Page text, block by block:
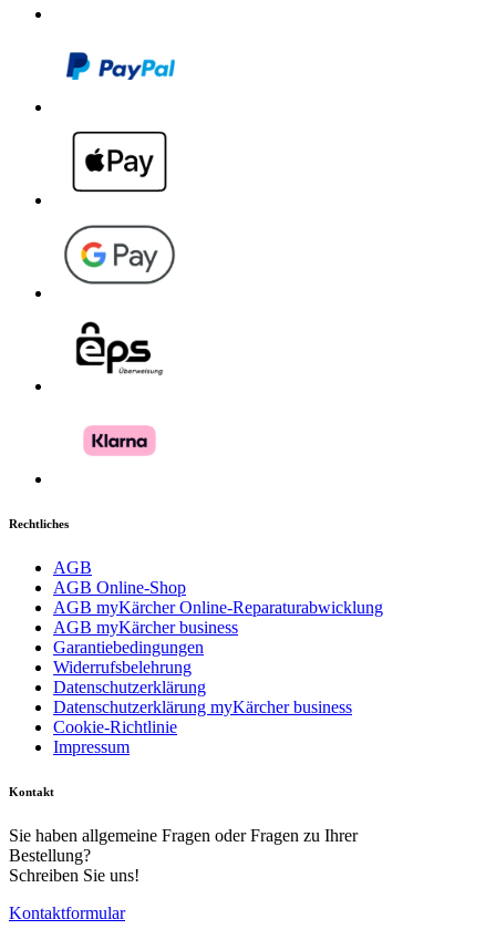
Rechtliches
AGB
AGB Online-Shop
AGB myKärcher Online-Reparaturabwicklung
AGB myKärcher business
Garantiebedingungen
Widerrufsbelehrung
Datenschutzerklärung
Datenschutzerklärung myKärcher business
Cookie-Richtlinie
Impressum
Kontakt
Sie haben allgemeine Fragen oder Fragen zu Ihrer
Bestellung?
Schreiben Sie uns!
Kontaktformular